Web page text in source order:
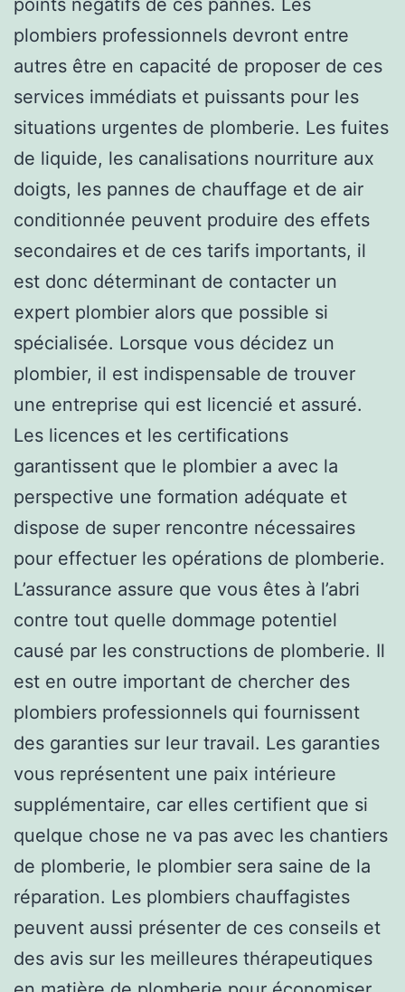
plombiers professionnels devront entre
autres être en capacité de proposer de ces
services immédiats et puissants pour les
situations urgentes de plomberie. Les fuites
de liquide, les canalisations nourriture aux
doigts, les pannes de chauffage et de air
conditionnée peuvent produire des effets
secondaires et de ces tarifs importants, il
est donc déterminant de contacter un
expert plombier alors que possible si
spécialisée. Lorsque vous décidez un
plombier, il est indispensable de trouver
une entreprise qui est licencié et assuré.
Les licences et les certifications
garantissent que le plombier a avec la
perspective une formation adéquate et
dispose de super rencontre nécessaires
pour effectuer les opérations de plomberie.
L’assurance assure que vous êtes à l’abri
contre tout quelle dommage potentiel
causé par les constructions de plomberie. Il
est en outre important de chercher des
plombiers professionnels qui fournissent
des garanties sur leur travail. Les garanties
vous représentent une paix intérieure
supplémentaire, car elles certifient que si
quelque chose ne va pas avec les chantiers
de plomberie, le plombier sera saine de la
réparation. Les plombiers chauffagistes
peuvent aussi présenter de ces conseils et
des avis sur les meilleures thérapeutiques